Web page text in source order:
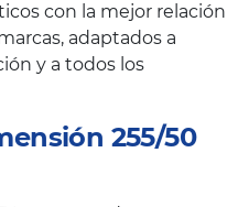
con la mejor relación
adaptados a
y a todos los
255/50